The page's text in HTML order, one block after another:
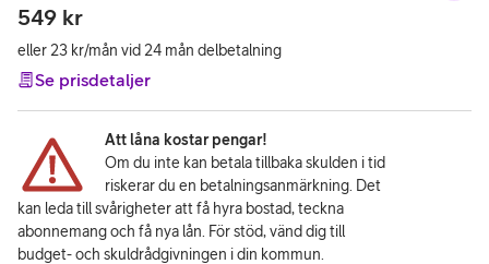
549 kr
eller 23 kr/mån vid 24 mån delbetalning
Se prisdetaljer
Att låna kostar pengar!
Om du inte kan betala tillbaka skulden i tid
riskerar du en betalningsanmärkning. Det
kan leda till svårigheter att få hyra bostad, teckna
abonnemang och få nya lån. För stöd, vänd dig till
budget- och skuldrådgivningen i din kommun.